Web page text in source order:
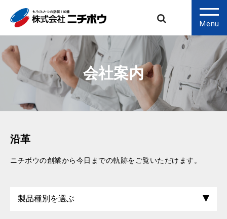
Menu
会社案内
沿革
ニチボウの創業から今日までの軌跡をご覧いただけます。